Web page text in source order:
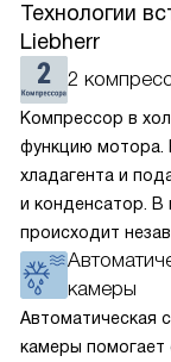
Технологии
Liebherr
2
Компрессор в
функцию мотора.
хладагента и
и конденсатор.
происходит
и холодильной
от друга
элемент
мощность и,
камеры
Автоматическая
камеры помогает